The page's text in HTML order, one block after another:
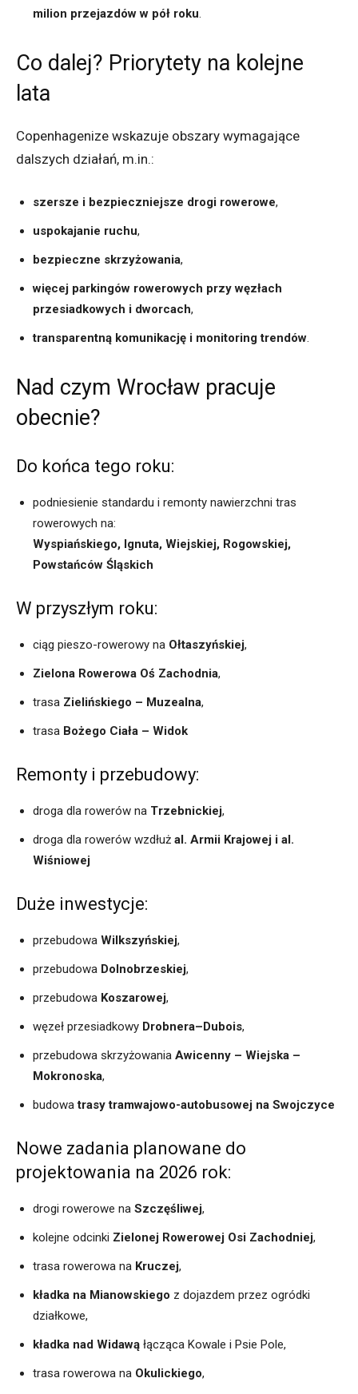
milion przejazdów w pół roku.
Co dalej? Priorytety na kolejne
lata
Copenhagenize wskazuje obszary wymagające
dalszych działań, m.in.:
szersze i bezpieczniejsze drogi rowerowe,
uspokajanie ruchu,
bezpieczne skrzyżowania,
więcej parkingów rowerowych przy węzłach
przesiadkowych i dworcach,
transparentną komunikację i monitoring trendów.
Nad czym Wrocław pracuje
obecnie?
Do końca tego roku:
podniesienie standardu i remonty nawierzchni tras
rowerowych na:
Wyspiańskiego, Ignuta, Wiejskiej, Rogowskiej,
Powstańców Śląskich
W przyszłym roku:
ciąg pieszo-rowerowy na Ołtaszyńskiej,
Zielona Rowerowa Oś Zachodnia,
trasa Zielińskiego – Muzealna,
trasa Bożego Ciała – Widok
Remonty i przebudowy:
droga dla rowerów na Trzebnickiej,
droga dla rowerów wzdłuż al. Armii Krajowej i al.
Wiśniowej
Duże inwestycje:
przebudowa Wilkszyńskiej,
przebudowa Dolnobrzeskiej,
przebudowa Koszarowej,
węzeł przesiadkowy Drobnera–Dubois,
przebudowa skrzyżowania Awicenny – Wiejska –
Mokronoska,
budowatrasy tramwajowo-autobusowej na Swojczyce
Nowe zadania planowane do
projektowania na 2026 rok:
drogi rowerowe na Szczęśliwej,
kolejne odcinki Zielonej Rowerowej Osi Zachodniej,
trasa rowerowa na Kruczej,
kładka na Mianowskiego z dojazdem przez ogródki
działkowe,
kładka nad Widawą łącząca Kowale i Psie Pole,
trasa rowerowa na Okulickiego,